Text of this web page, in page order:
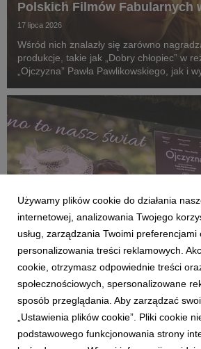
Polskich Filmów Fabularnych
17 lipca 2026
Wśród nich znalazły się zarówno
produkcje, takie jak „Dobry chłopiec” w
„Ojczyzna” Pawła Pawlikowskiego, jak i
„Violetta Villas”.
AKTUALNOŚCI
KINO ŚWIAT na Forum Wokół
26 czerwca 2026
Rok szkolny powoli dobiega końca, to
Używamy plików cookie do działania
internetowej, analizowania Twojego
usług, zarządzania Twoimi preferencjami
personalizowania treści reklamowych.
cookie, otrzymasz odpowiednie treści
społecznościowych, spersonalizowane
sposób przeglądania. Aby zarządzać
„Ustawienia plików cookie”. Pliki cookie
podstawowego funkcjonowania strony